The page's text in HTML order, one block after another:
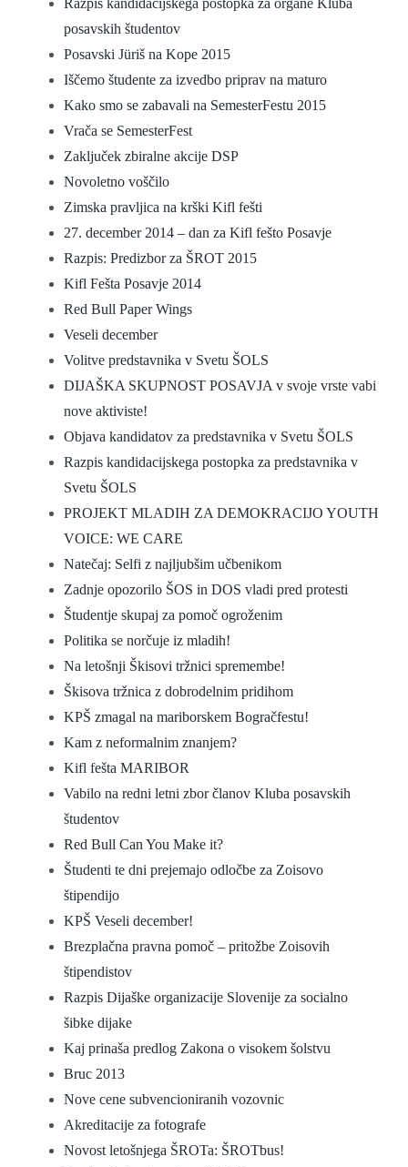
Razpis kandidacijskega postopka za organe Kluba
posavskih študentov
Posavski Jüriš na Kope 2015
Iščemo študente za izvedbo priprav na maturo
Kako smo se zabavali na SemesterFestu 2015
Vrača se SemesterFest
Zaključek zbiralne akcije DSP
Novoletno voščilo
Zimska pravljica na krški Kifl fešti
27. december 2014 – dan za Kifl fešto Posavje
Razpis: Predizbor za ŠROT 2015
Kifl Fešta Posavje 2014
Red Bull Paper Wings
Veseli december
Volitve predstavnika v Svetu ŠOLS
DIJAŠKA SKUPNOST POSAVJA v svoje vrste vabi
nove aktiviste!
Objava kandidatov za predstavnika v Svetu ŠOLS
Razpis kandidacijskega postopka za predstavnika v
Svetu ŠOLS
PROJEKT MLADIH ZA DEMOKRACIJO YOUTH
VOICE: WE CARE
Natečaj: Selfi z najljubšim učbenikom
Zadnje opozorilo ŠOS in DOS vladi pred protesti
Študentje skupaj za pomoč ogroženim
Politika se norčuje iz mladih!
Na letošnji Škisovi tržnici spremembe!
Škisova tržnica z dobrodelnim pridihom
KPŠ zmagal na mariborskem Bogračfestu!
Kam z neformalnim znanjem?
Kifl fešta MARIBOR
Vabilo na redni letni zbor članov Kluba posavskih
študentov
Red Bull Can You Make it?
Študenti te dni prejemajo odločbe za Zoisovo
štipendijo
KPŠ Veseli december!
Brezplačna pravna pomoč – pritožbe Zoisovih
štipendistov
Razpis Dijaške organizacije Slovenije za socialno
šibke dijake
Kaj prinaša predlog Zakona o visokem šolstvu
Bruc 2013
Nove cene subvencioniranih vozovnic
Akreditacije za fotografe
Novost letošnjega ŠROTa: ŠROTbus!